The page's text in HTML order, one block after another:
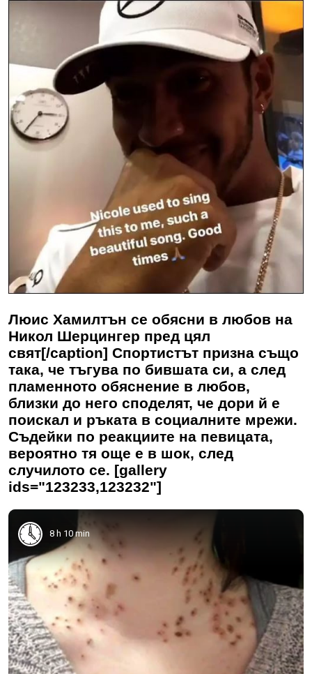
Люис Хамилтън се обясни в любов на
Никол Шерцингер пред цял
свят[/caption] Спортистът призна също
така, че тъгува по бившата си, а след
пламенното обяснение в любов,
близки до него споделят, че дори й е
поискал и ръката в социалните мрежи.
Съдейки по реакциите на певицата,
вероятно тя още е в шок, след
случилото се. [gallery
ids="123233,123232"]
8 h 10 min